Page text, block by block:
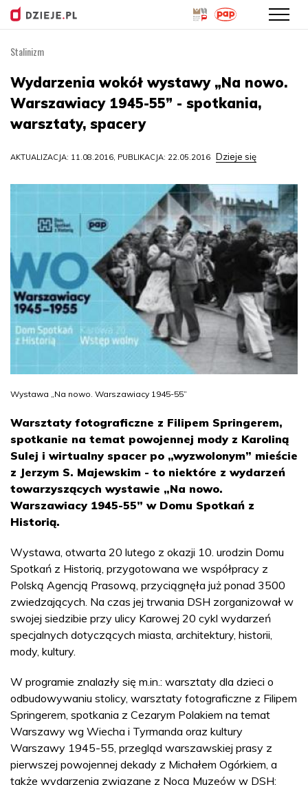
treści
Stalinizm
Wydarzenia wokół wystawy „Na nowo.
Warszawiacy 1945-55” - spotkania,
warsztaty, spacery
AKTUALIZACJA: 11.08.2016, PUBLIKACJA: 22.05.2016 Dzieje się
Wystawa „Na nowo. Warszawiacy 1945-55”
Warsztaty fotograficzne z Filipem Springerem,
spotkanie na temat powojennej mody z Karoliną
Sulej i wirtualny spacer po „wyzwolonym” mieście
z Jerzym S. Majewskim - to niektóre z wydarzeń
towarzyszących wystawie „Na nowo.
Warszawiacy 1945-55” w Domu Spotkań z
Historią.
Wystawa, otwarta 20 lutego z okazji 10. urodzin Domu
Spotkań z Historią, przygotowana we współpracy z
Polską Agencją Prasową, przyciągnęła już ponad 3500
zwiedzających. Na czas jej trwania DSH zorganizował w
swojej siedzibie przy ulicy Karowej 20 cykl wydarzeń
specjalnych dotyczących miasta, architektury, historii,
mody, kultury.
W programie znalazły się m.in.: warsztaty dla dzieci o
odbudowywaniu stolicy, warsztaty fotograficzne z Filipem
Springerem, spotkania z Cezarym Polakiem na temat
Warszawy wg Wiecha i Tyrmanda oraz kultury
Warszawy 1945-55, przegląd warszawskiej prasy z
pierwszej powojennej dekady z Michałem Ogórkiem, a
także wydarzenia związane z Nocą Muzeów w DSH: